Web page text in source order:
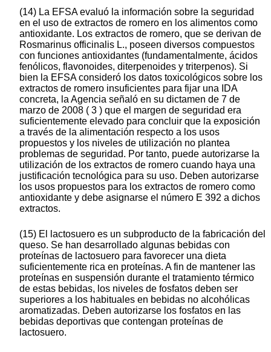
(14) La EFSA evaluó la información sobre la seguridad
en el uso de extractos de romero en los alimentos como
antioxidante. Los extractos de romero, que se derivan de
Rosmarinus officinalis L., poseen diversos compuestos
con funciones antioxidantes (fundamentalmente, ácidos
fenólicos, flavonoides, diterpenoides y triterpenos). Si
bien la EFSA consideró los datos toxicológicos sobre los
extractos de romero insuficientes para fijar una IDA
concreta, la Agencia señaló en su dictamen de 7 de
marzo de 2008 ( 3 ) que el margen de seguridad era
suficientemente elevado para concluir que la exposición
a través de la alimentación respecto a los usos
propuestos y los niveles de utilización no plantea
problemas de seguridad. Por tanto, puede autorizarse la
utilización de los extractos de romero cuando haya una
justificación tecnológica para su uso. Deben autorizarse
los usos propuestos para los extractos de romero como
antioxidante y debe asignarse el número E 392 a dichos
extractos.
(15) El lactosuero es un subproducto de la fabricación del
queso. Se han desarrollado algunas bebidas con
proteínas de lactosuero para favorecer una dieta
suficientemente rica en proteínas. A fin de mantener las
proteínas en suspensión durante el tratamiento térmico
de estas bebidas, los niveles de fosfatos deben ser
superiores a los habituales en bebidas no alcohólicas
aromatizadas. Deben autorizarse los fosfatos en las
bebidas deportivas que contengan proteínas de
lactosuero.